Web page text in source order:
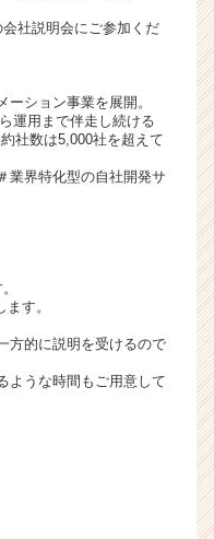
社説明会にご参加くだ
ション事業を展開。
運用まで伴走し続ける
社数は5,000社を超えて
業界特化型の自社開発サ
す。
方的に説明を受けるので
ような時間もご用意して